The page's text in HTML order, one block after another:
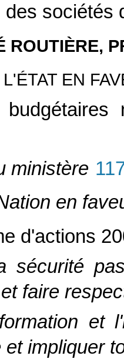
sociétés
ROUTIÈRE,
EN
ministère
en
d'actions
sécurité
faire
et
impliquer